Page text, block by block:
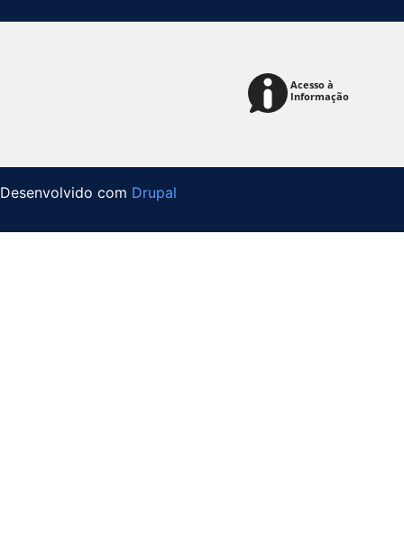
Desenvolvido com Drupal